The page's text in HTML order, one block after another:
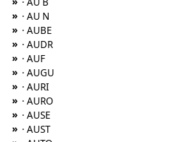
» · AU N
» · AUBE
» · AUDR
» · AUF
» · AUGU
» · AURI
» · AURO
» · AUSE
» · AUST